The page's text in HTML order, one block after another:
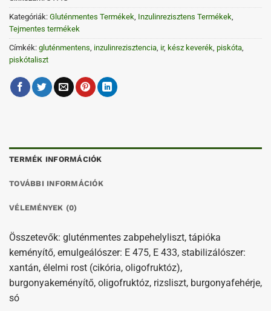
Kategóriák: Gluténmentes Termékek Inzulinrezisztens Termékek
Tejmentes termékek
Címkék: gluténmentens inzulinrezisztencia ir, kész keverék piskóta
piskótaliszt
TERMÉK INFORMÁCIÓK
TOVÁBBI INFORMÁCIÓK
VÉLEMÉNYEK (0)
Összetevők: gluténmentes zabpehelyliszt, tápióka
keményítő, emulgeálószer: E 475, E 433, stabilizálószer:
xantán, élelmi rost (cikória, oligofruktóz),
burgonyakeményítő, oligofruktóz, rizsliszt, burgonyafehérje,
só